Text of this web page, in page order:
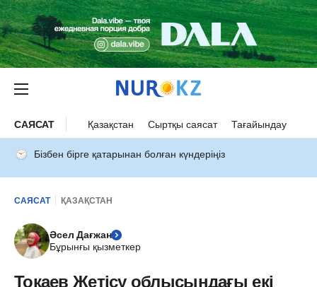
САЯСАТ Қазақстан Сыртқы саясат Тағайындау
Бізбен бірге қатарынан болған күндеріңіз
САЯСАТ ҚАЗАҚСТАН
Әсел Дағжан
Бұрынғы қызметкер
Тоқаев Жетісу облысындағы екі